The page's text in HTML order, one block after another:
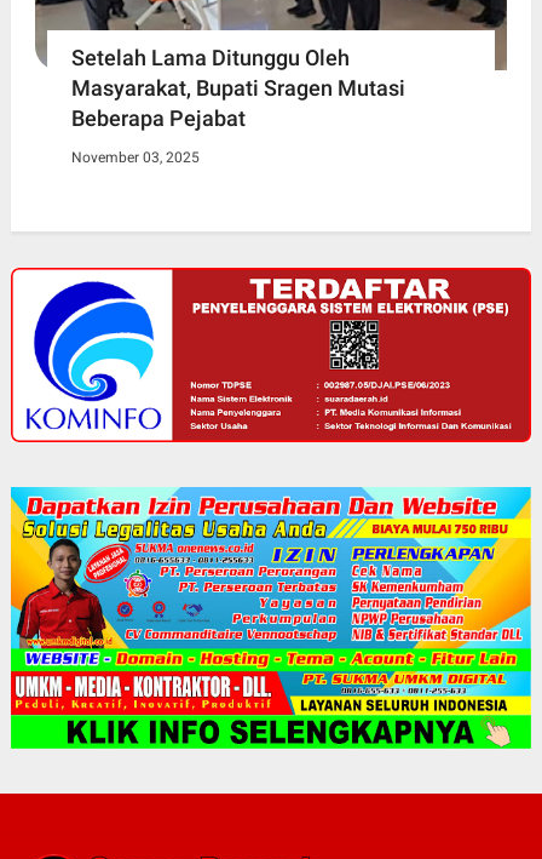
Setelah Lama Ditunggu Oleh
Masyarakat, Bupati Sragen Mutasi
Beberapa Pejabat
November 03, 2025